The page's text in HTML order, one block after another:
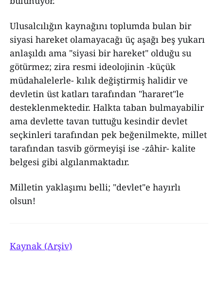
Ulusalcılığın kaynağını toplumda bulan bir
siyasi hareket olamayacağı üç aşağı beş yukarı
anlaşıldı ama "siyasi bir hareket" olduğu su
götürmez; zira resmi ideolojinin -küçük
müdahalelerle- kılık değiştirmiş halidir ve
devletin üst katları tarafından "hararet"le
desteklenmektedir. Halkta taban bulmayabilir
ama devlette tavan tuttuğu kesindir devlet
seçkinleri tarafından pek beğenilmekte, millet
tarafından tasvib görmeyişi ise -zâhir- kalite
belgesi gibi algılanmaktadır.
Milletin yaklaşımı belli; "devlet"e hayırlı
olsun!
Kaynak (Arşiv)